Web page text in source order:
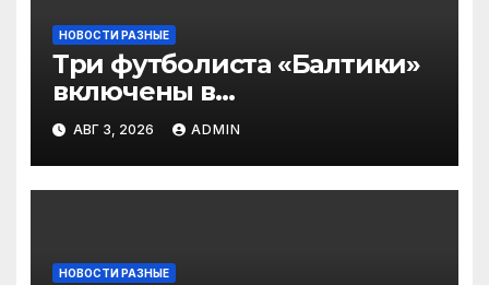
НОВОСТИ РАЗНЫЕ
Три футболиста «Балтики»
включены в
символическую сборную
2‑го тура РПЛ по версии
подписчиков МАТЧ
ПРЕМЬЕР
АВГ 3, 2026 ADMIN
НОВОСТИ РАЗНЫЕ